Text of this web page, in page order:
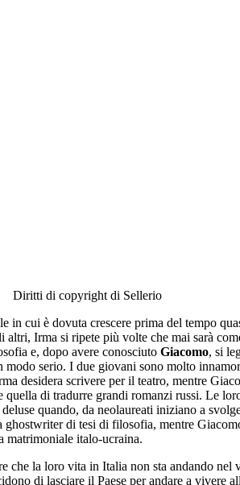
Diritti di copyright di Sellerio
in cui è dovuta crescere prima del tempo
altri, Irma si ripete più volte che mai sarà
e, dopo avere conosciuto Giacomo, si
modo serio. I due giovani sono molto
desidera scrivere per il teatro, mentre
quella di tradurre grandi romanzi russi. Le
deluse quando, da neolaureati iniziano a
ghostwriter di tesi di filosofia, mentre
matrimoniale italo-ucraina.
che la loro vita in Italia non sta andando nel
di lasciare il Paese per andare a vivere